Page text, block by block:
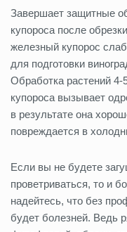
Завершает защитные
купороса после
железный купорос
для подготовки
Обработка растений
купороса вызывает
в результате она
повреждается в
Если вы не будете
проветриваться, то и
надейтесь, что без
будет болезней. Ведь